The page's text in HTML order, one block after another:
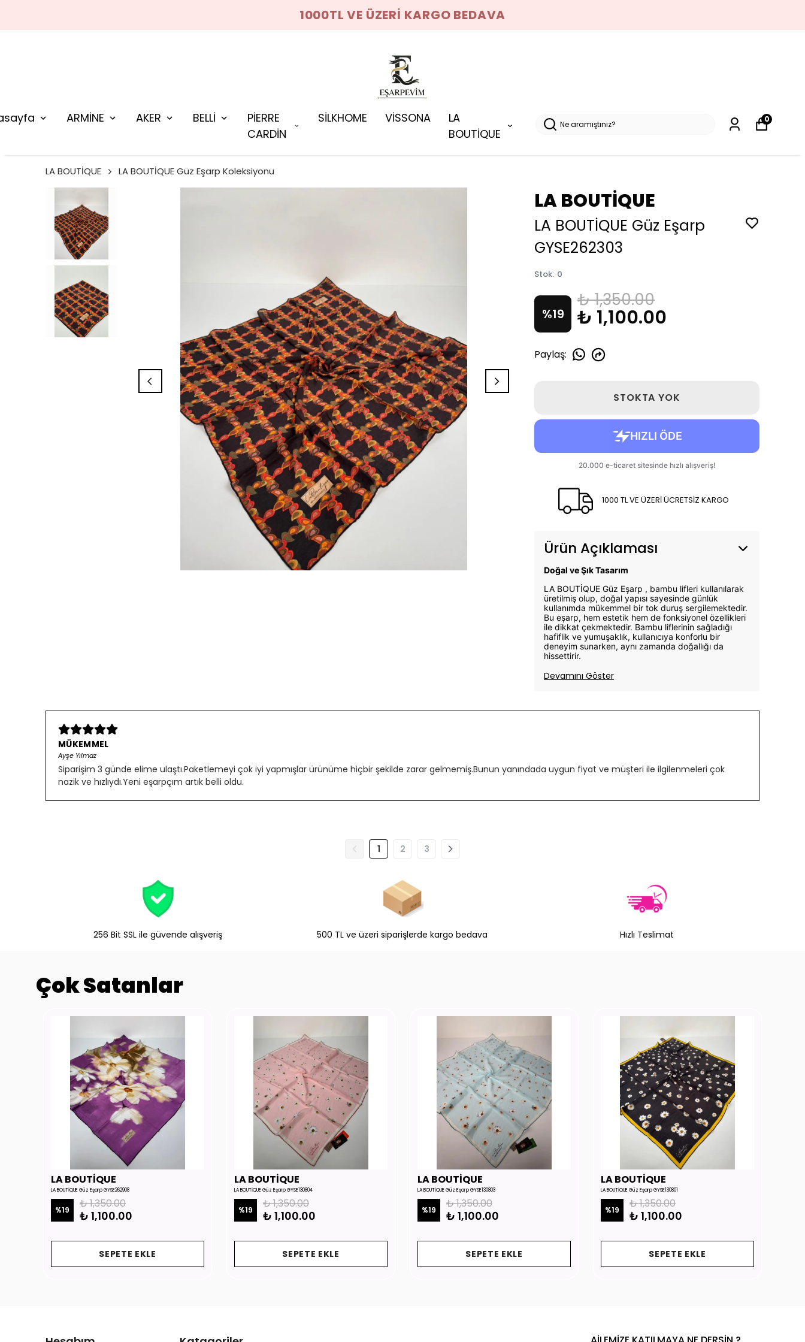
1000TL VE ÜZERİ KARGO BEDAVA
ARMİNE AKER BELLİ
PİERRE
CARDİN
SİLKHOME VİSSONA
LA
BOUTİQUE
0
LA BOUTİQUE LA BOUTİQUE Güz Eşarp Koleksiyonu
LA BOUTİQUE
LA BOUTİQUE Güz Eşarp
GYSE262303
Stok: 0
%19
₺ 1,350.00
₺ 1,100.00
Paylaş:
STOKTA YOK
1000 TL VE ÜZERİ ÜCRETSİZ KARGO
Ürün Açıklaması
Doğal ve Şık Tasarım
LA BOUTİQUE Güz Eşarp , bambu lifleri kullanılarak
üretilmiş olup, doğal yapısı sayesinde günlük
kullanımda mükemmel bir tok duruş sergilemektedir.
Bu eşarp, hem estetik hem de fonksiyonel özellikleri
ile dikkat çekmektedir. Bambu liflerinin sağladığı
hafiflik ve yumuşaklık, kullanıcıya konforlu bir
deneyim sunarken, aynı zamanda doğallığı da
hissettirir.
Devamını Göster
MÜKEMMEL
Ayşe Yılmaz
Siparişim 3 günde elime ulaştı.Paketlemeyi çok iyi yapmışlar ürünüme hiçbir şekilde zarar gelmemiş.Bunun yanındada uygun fiyat ve müşteri ile ilgilenmeleri çok
nazik ve hızlıydı.Yeni eşarpçım artık belli oldu.
1 2 3
256 Bit SSL ile güvende alışveriş 500 TL ve üzeri siparişlerde kargo bedava Hızlı Teslimat
Çok Satanlar
LA BOUTİQUE
LA BOUTİQUE Güz Eşarp GYSE262908
%19 ₺ 1,350.00
₺ 1,100.00
SEPETE EKLE
LA BOUTİQUE
LA BOUTİQUE Güz Eşarp GYSE130804
%19 ₺ 1,350.00
₺ 1,100.00
SEPETE EKLE
LA BOUTİQUE
LA BOUTİQUE Güz Eşarp GYSE130803
%19 ₺ 1,350.00
₺ 1,100.00
SEPETE EKLE
LA BOUTİQUE
LA BOUTİQUE Güz Eşarp GYSE130801
%19 ₺ 1,350.00
₺ 1,100.00
SEPETE EKLE